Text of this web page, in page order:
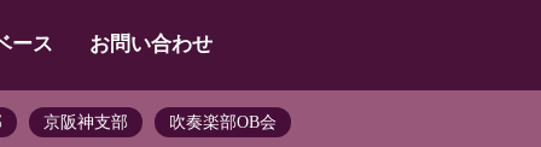
ース お問い合わせ
京阪神支部 吹奏楽部OB会